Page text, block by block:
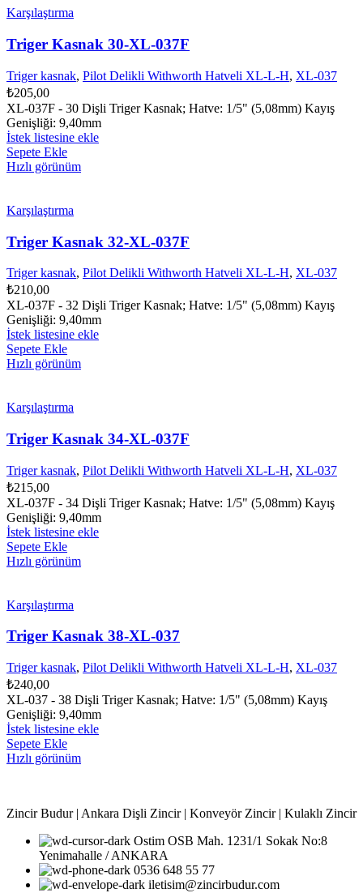
Karşılaştırma
Triger Kasnak 30-XL-037F
Triger kasnak, Pilot Delikli Withworth Hatveli XL-L-H, XL-037
₺205,00
XL-037F - 30 Dişli Triger Kasnak; Hatve: 1/5" (5,08mm) Kayış
Genişliği: 9,40mm
İstek listesine ekle
Sepete Ekle
Hızlı görünüm
Karşılaştırma
Triger Kasnak 32-XL-037F
Triger kasnak, Pilot Delikli Withworth Hatveli XL-L-H, XL-037
₺210,00
XL-037F - 32 Dişli Triger Kasnak; Hatve: 1/5" (5,08mm) Kayış
Genişliği: 9,40mm
İstek listesine ekle
Sepete Ekle
Hızlı görünüm
Karşılaştırma
Triger Kasnak 34-XL-037F
Triger kasnak, Pilot Delikli Withworth Hatveli XL-L-H, XL-037
₺215,00
XL-037F - 34 Dişli Triger Kasnak; Hatve: 1/5" (5,08mm) Kayış
Genişliği: 9,40mm
İstek listesine ekle
Sepete Ekle
Hızlı görünüm
Karşılaştırma
Triger Kasnak 38-XL-037
Triger kasnak, Pilot Delikli Withworth Hatveli XL-L-H, XL-037
₺240,00
XL-037 - 38 Dişli Triger Kasnak; Hatve: 1/5" (5,08mm) Kayış
Genişliği: 9,40mm
İstek listesine ekle
Sepete Ekle
Hızlı görünüm
Zincir Budur | Ankara Dişli Zincir | Konveyör Zincir | Kulaklı Zincir
Ostim OSB Mah. 1231/1 Sokak No:8
Yenimahalle / ANKARA
0536 648 55 77
iletisim@zincirbudur.com